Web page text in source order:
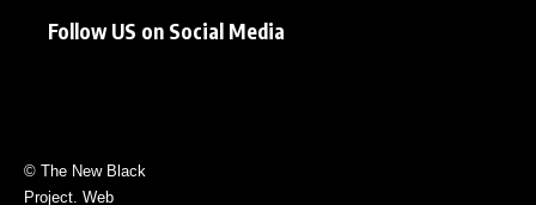
Follow US on Social Media
© The New Black
Project. Web